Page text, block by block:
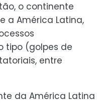
o continente
a América Latina,
tipo (golpes de
entre
da América Latina